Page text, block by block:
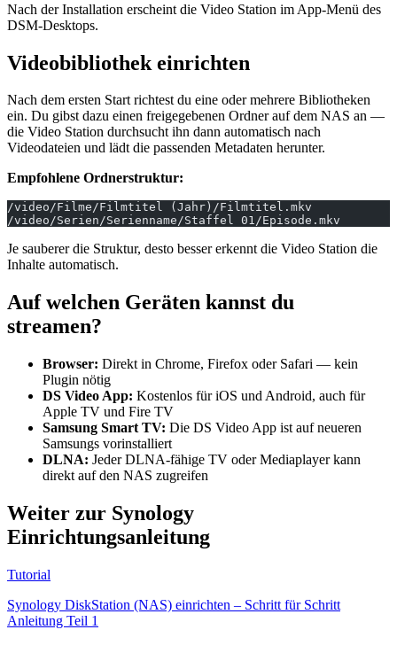
Nach der Installation erscheint die Video Station im App-Menü des
DSM-Desktops.
Videobibliothek einrichten
Nach dem ersten Start richtest du eine oder mehrere Bibliotheken
ein. Du gibst dazu einen freigegebenen Ordner auf dem NAS an —
die Video Station durchsucht ihn dann automatisch nach
Videodateien und lädt die passenden Metadaten herunter.
Empfohlene Ordnerstruktur:
/video/Filme/Filmtitel (Jahr)/Filmtitel.mkv
/video/Serien/Serienname/Staffel 01/Episode.mkv
Je sauberer die Struktur, desto besser erkennt die Video Station die
Inhalte automatisch.
Auf welchen Geräten kannst du
streamen?
Browser: Direkt in Chrome, Firefox oder Safari — kein
Plugin nötig
DS Video App: Kostenlos für iOS und Android, auch für
Apple TV und Fire TV
Samsung Smart TV: Die DS Video App ist auf neueren
Samsungs vorinstalliert
DLNA: Jeder DLNA-fähige TV oder Mediaplayer kann
direkt auf den NAS zugreifen
Weiter zur Synology
Einrichtungsanleitung
Tutorial
Synology DiskStation (NAS) einrichten – Schritt für Schritt
Anleitung Teil 1